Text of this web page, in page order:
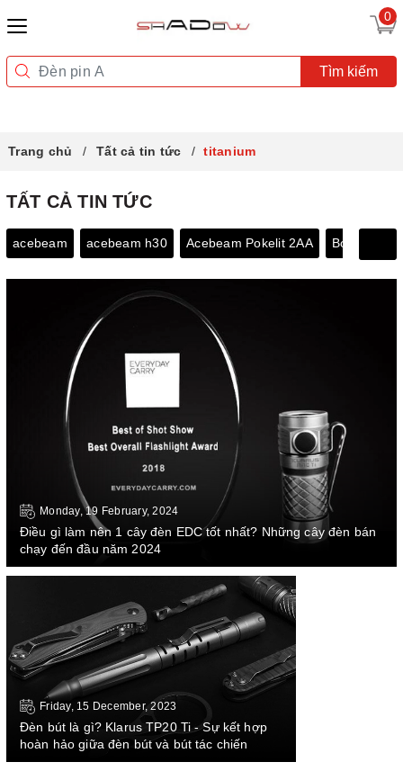
0
Tìm kiếm
Trang chủ Tất cả tin tức titanium
TẤT CẢ TIN TỨC
acebeam acebeam h30 Acebeam Pokelit 2AA Bóng đèn
Monday, 19 February, 2024
Điều gì làm nên 1 cây đèn EDC tốt nhất? Những cây đèn bán
chạy đến đầu năm 2024
Friday, 15 December, 2023
Đèn bút là gì? Klarus TP20 Ti - Sự kết hợp
hoàn hảo giữa đèn bút và bút tác chiến